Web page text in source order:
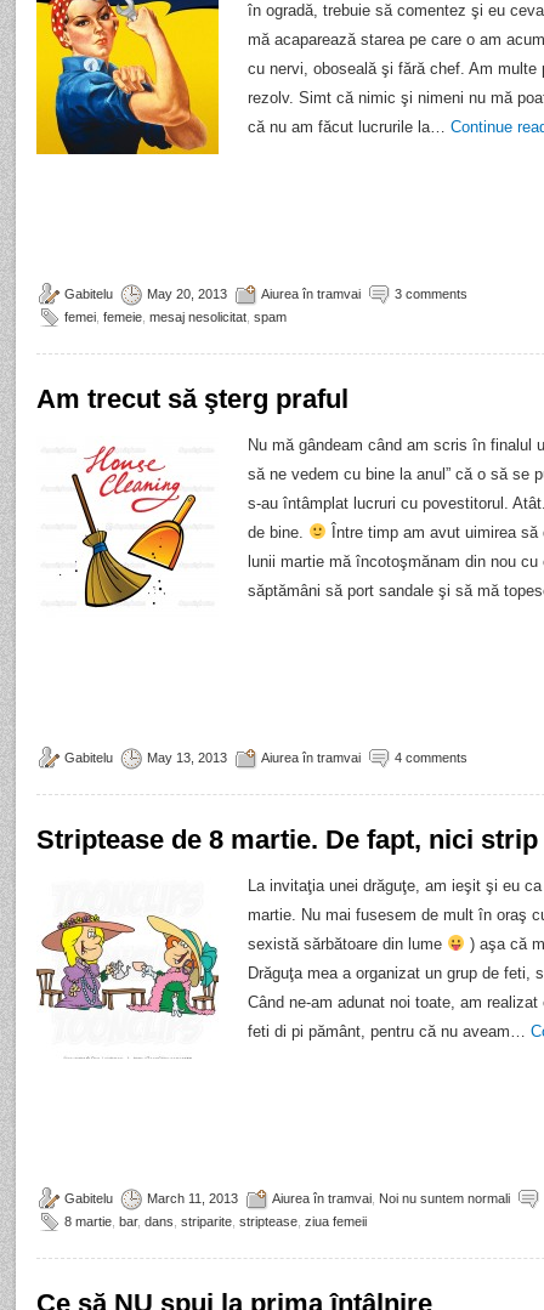
în ogradă, trebuie să comentez şi eu
mă acaparează starea pe care o am
cu nervi, oboseală şi fără chef. Am
rezolv. Simt că nimic şi nimeni nu mă
că nu am făcut lucrurile la… Continue
Gabitelu May 20, 2013 Aiurea în tramvai
3 comments
femei femeie mesaj nesolicitat spam
Am trecut să şterg praful
Nu mă gândeam când am scris în finalul
să ne vedem cu bine la anul” că o să se
s-au întâmplat lucruri cu povestitorul.
de bine.
Între timp am avut uimirea
lunii martie mă încotoşmănam din nou
săptămâni să port sandale şi să mă
Gabitelu May 13, 2013 Aiurea în tramvai 4 comments
Striptease de 8 martie. De fapt, nici
La invitaţia unei drăguţe, am ieşit şi eu
martie. Nu mai fusesem de mult în oraş
sexistă sărbătoare din lume
) aşa că
Drăguţa mea a organizat un grup de feti,
Când ne-am adunat noi toate, am
feti di pi pământ, pentru că nu aveam…
Gabitelu March 11, 2013 Aiurea în tramvai Noi nu suntem normali
8 martie bar, dans striparite striptease ziua femeii
Ce să NU spui la prima întâlnire